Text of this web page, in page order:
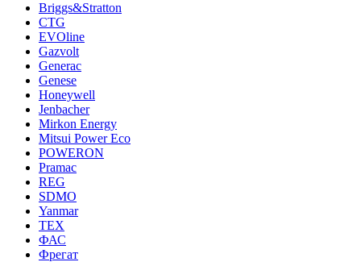
Briggs&Stratton
CTG
EVOline
Gazvolt
Generac
Genese
Honeywell
Jenbacher
Mirkon Energy
Mitsui Power Eco
POWERON
Pramac
REG
SDMO
Yanmar
ТЕХ
ФАС
Фрегат